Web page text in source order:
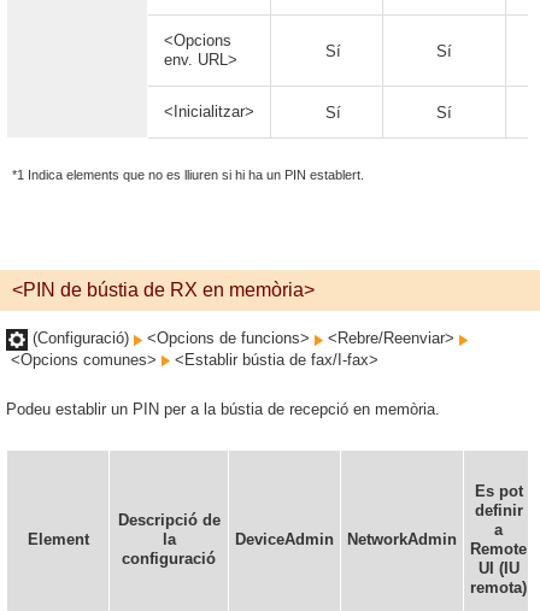
<Opcions
env. URL>
Sí Sí
<Inicialitzar> Sí Sí
*1 Indica elements que no es lliuren si hi ha un PIN establert.
<PIN de bústia de RX en memòria>
(Configuració) <Opcions de funcions>
<Rebre/Reenviar>
<Opcions comunes>
<Establir bústia de fax/I-fax>
Podeu establir un PIN per a la bústia de recepció en memòria.
Element
Descripció de
la
configuració
DeviceAdmin NetworkAdmin
Es pot
definir
a
Remote
UI (IU
remota)